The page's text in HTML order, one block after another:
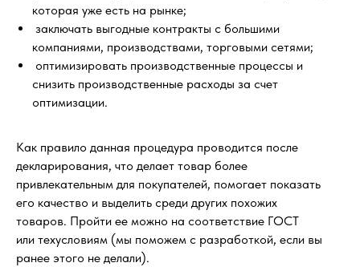
которая уже есть на рынке;
заключать выгодные контракты с большими
компаниями, производствами, торговыми сетями;
оптимизировать производственные процессы и
снизить производственные расходы за счет
оптимизации.
Как правило данная процедура проводится после
декларирования, что делает товар более
привлекательным для покупателей, помогает показать
его качество и выделить среди других похожих
товаров. Пройти ее можно на соответствие ГОСТ
или техусловиям (мы поможем с разработкой, если вы
ранее этого не делали).